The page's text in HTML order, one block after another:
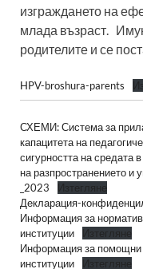
изграждането на
млада възраст.
родителите и се
HPV-broshura-parents
СХЕМИ: Система за
капацитета на
сигурността на средата
на разпространението и
_2023
Изтегляне
Декларация-
Информация за
институции
Изтегляне
Информация за помощни
институции
Изтегляне